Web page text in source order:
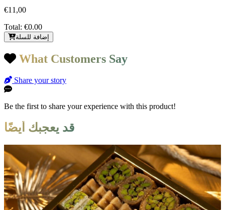
€11,00
Total: €0.00
إضافة للسلة
What Customers Say
Share your story
Be the first to share your experience with this product!
قد يعجبك أيضًا